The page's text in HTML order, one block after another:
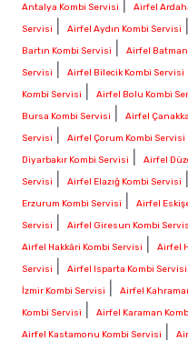
Antalya Kombi Servisi
Airfel
Servisi
Airfel Aydın Kombi Servisi
Bartın Kombi Servisi
Airfel
Servisi
Airfel Bilecik Kombi Servisi
Kombi Servisi
Airfel Bolu Kombi
Bursa Kombi Servisi
Airfel
Servisi
Airfel Çorum Kombi Servisi
Diyarbakır Kombi Servisi
Airfel
Servisi
Airfel Elazığ Kombi Servisi
Erzurum Kombi Servisi
Airfel
Servisi
Airfel Giresun Kombi
Airfel Hakkâri Kombi Servisi Airfel
Servisi
Airfel Isparta Kombi Servisi
İzmir Kombi Servisi
Airfel
Kombi Servisi
Airfel Karaman
Airfel Kastamonu Kombi Servisi